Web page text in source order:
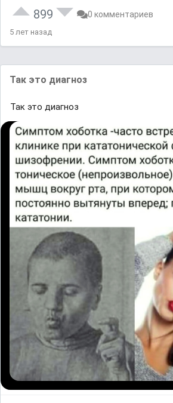
899 0 комментариев
5 лет назад
Так это диагноз
Так это диагноз